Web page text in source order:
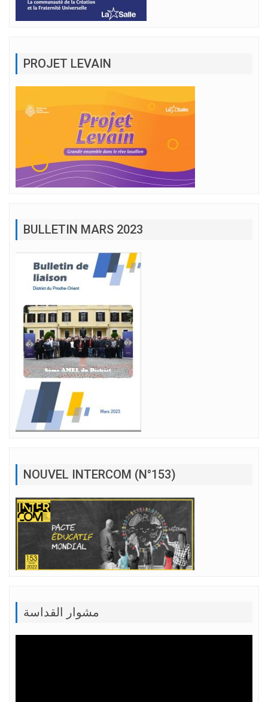
PROJET LEVAIN
BULLETIN MARS 2023
NOUVEL INTERCOM (N°153)
مشوار القداسة